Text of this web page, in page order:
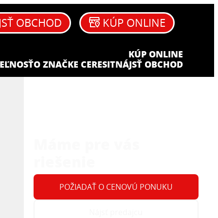
O ZNAČKE CERESITNÁJSŤ OBCHOD
KÚP ONLINE
OBCHOD KÚP ONLINE
POŽIADAŤ O CENOVÚ PONUKU